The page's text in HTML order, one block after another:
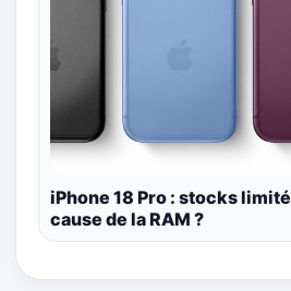
iPhone 18 Pro : stocks
cause de la RAM ?